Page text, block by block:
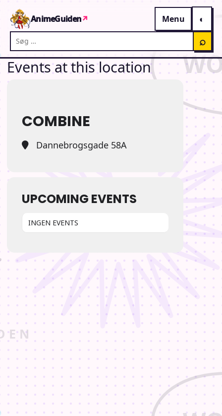
AnimeGuiden↗
Menu
Søg på AnimeGuiden
⌕
Events at this location
COMBINE
Dannebrogsgade 58A
UPCOMING EVENTS
INGEN EVENTS